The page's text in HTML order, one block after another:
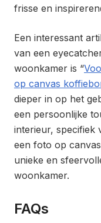
frisse en
Een interessant
van een
woonkamer is “
op canvas
dieper in op het
een persoonlijke
interieur, specifiek
een foto op
unieke en
woonkamer.
FAQs